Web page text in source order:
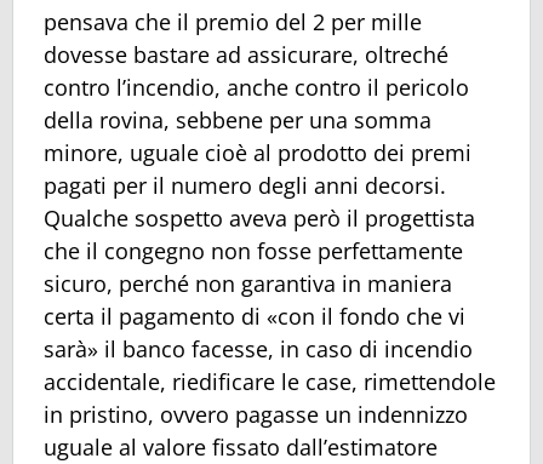
pensava che il premio del 2 per mille
dovesse bastare ad assicurare, oltreché
contro l’incendio, anche contro il pericolo
della rovina, sebbene per una somma
minore, uguale cioè al prodotto dei premi
pagati per il numero degli anni decorsi.
Qualche sospetto aveva però il progettista
che il congegno non fosse perfettamente
sicuro, perché non garantiva in maniera
certa il pagamento di «con il fondo che vi
sarà» il banco facesse, in caso di incendio
accidentale, riedificare le case, rimettendole
in pristino, ovvero pagasse un indennizzo
uguale al valore fissato dall’estimatore